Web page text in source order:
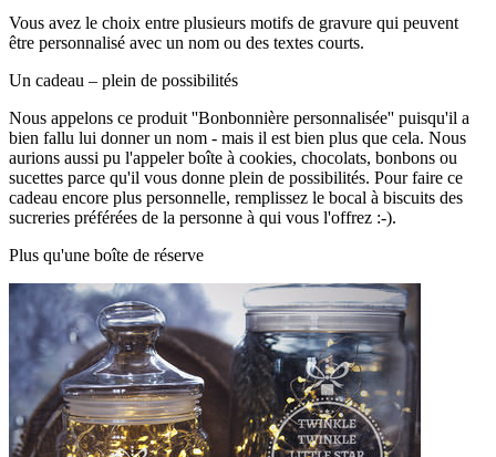
Vous avez le choix entre plusieurs motifs de gravure qui peuvent
être personnalisé avec un nom ou des textes courts.
Un cadeau – plein de possibilités
Nous appelons ce produit ''Bonbonnière personnalisée'' puisqu'il a
bien fallu lui donner un nom - mais il est bien plus que cela. Nous
aurions aussi pu l'appeler boîte à cookies, chocolats, bonbons ou
sucettes parce qu'il vous donne plein de possibilités. Pour faire ce
cadeau encore plus personnelle, remplissez le bocal à biscuits des
sucreries préférées de la personne à qui vous l'offrez :-).
Plus qu'une boîte de réserve